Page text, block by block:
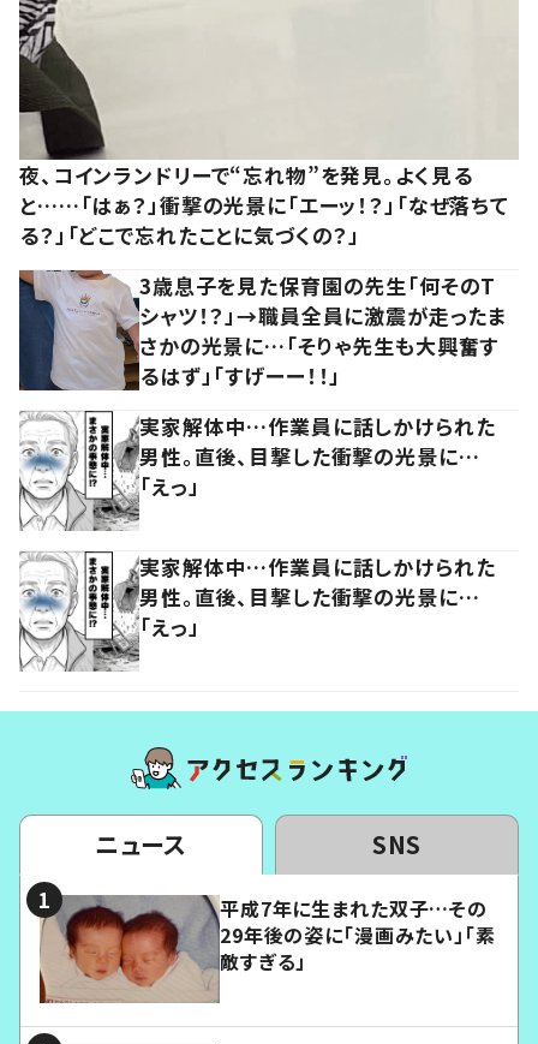
夜、コインランドリーで“忘れ物”を発見。よく見る
と……「はぁ？」衝撃の光景に「エーッ！？」「なぜ落ちて
る？」「どこで忘れたことに気づくの？」
3歳息子を見た保育園の先生「何そのT
シャツ！？」→職員全員に激震が走ったま
さかの光景に…「そりゃ先生も大興奮す
るはず」「すげーー！！」
実家解体中…作業員に話しかけられた
男性。直後、目撃した衝撃の光景に…
「えっ」
実家解体中…作業員に話しかけられた
男性。直後、目撃した衝撃の光景に…
「えっ」
ニュース SNS
平成7年に生まれた双子…その
29年後の姿に「漫画みたい」「素
敵すぎる」